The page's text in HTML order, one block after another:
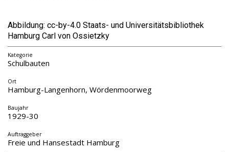
Abbildung: cc-by-4.0 Staats- und Universitätsbibliothek
Hamburg Carl von Ossietzky
Kategorie
Schulbauten
Ort
Hamburg-Langenhorn, Wördenmoorweg
Baujahr
1929-30
Auftraggeber
Freie und Hansestadt Hamburg